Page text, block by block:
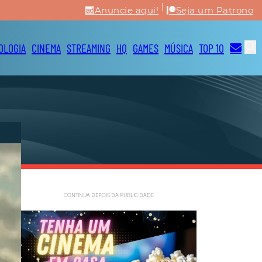
Anuncie aqui! | Seja um Patrono
CINEMA STREAMING HQ GAMES MÚSICA TOP 10
CONTINUA DEPOIS DA PUBLICIDADE